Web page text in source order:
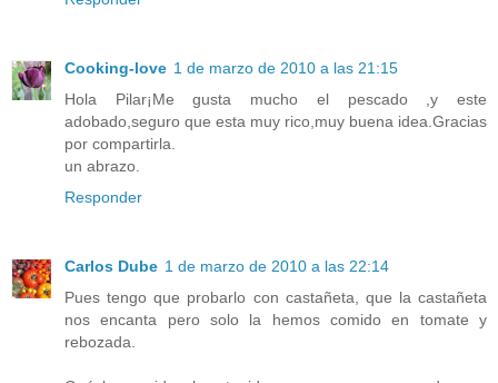
Cooking-love 1 de marzo de 2010 a las 21:15
Hola Pilar¡Me gusta mucho el pescado ,y este
adobado,seguro que esta muy rico,muy buena idea.Gracias
por compartirla.
un abrazo.
Responder
Carlos Dube 1 de marzo de 2010 a las 22:14
Pues tengo que probarlo con castañeta, que la castañeta
nos encanta pero solo la hemos comido en tomate y
rebozada.